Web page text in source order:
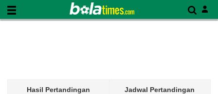
Hasil Pertandingan Jadwal Pertandingan